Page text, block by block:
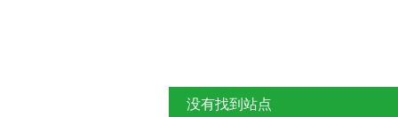
没有找到站点